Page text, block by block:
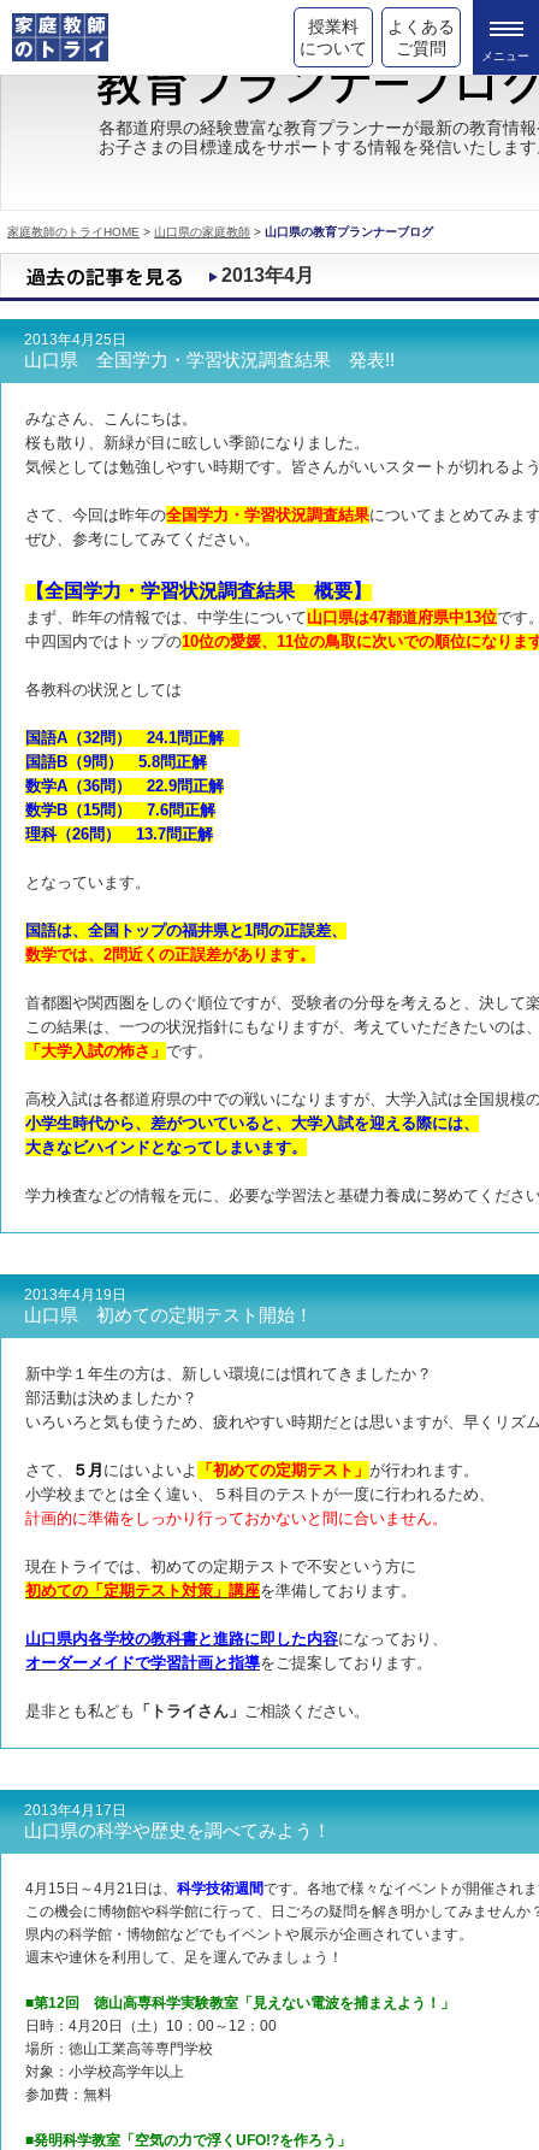
授業料
について
よくある
ご質問
トライの教育理念
成績が上がる理由
都道府県別情報
合格体験談
キャンペーン情報
各都道府県の経験豊富な教育プランナーが最新の教育情
お子さまの目標達成をサポートする情報を発信いたしま
家庭教師のトライHOME > 山口県の家庭教師 > 山口県の教育プランナーブログ
2013年4月
2013年4月25日
山口県 全国学力・学習状況調査結果 発表!!
みなさん、こんにちは。
桜も散り、新緑が目に眩しい季節になりました。
気候としては勉強しやすい時期です。皆さんがいいスタートが切れるよ
さて、今回は昨年の全国学力・学習状況調査結果についてまとめてみま
ぜひ、参考にしてみてください。
【全国学力・学習状況調査結果 概要】
まず、昨年の情報では、中学生について山口県は47都道府県中13位です
中四国内ではトップの10位の愛媛、11位の鳥取に次いでの順位になりま
各教科の状況としては
国語A（32問） 24.1問正解
国語B（9問） 5.8問正解
数学A（36問） 22.9問正解
数学B（15問） 7.6問正解
理科（26問） 13.7問正解
となっています。
国語は、全国トップの福井県と1問の正誤差、
数学では、2問近くの正誤差があります。
首都圏や関西圏をしのぐ順位ですが、受験者の分母を考えると、決して
この結果は、一つの状況指針にもなりますが、考えていただきたいのは
「大学入試の怖さ」 です。
高校入試は各都道府県の中での戦いになりますが、大学入試は全国規模
小学生時代から、差がついていると、大学入試を迎える際には、
大きなビハインドとなってしまいます。
学力検査などの情報を元に、必要な学習法と基礎力養成に努めてくださ
2013年4月19日
山口県 初めての定期テスト開始！
新中学１年生の方は、新しい環境には慣れてきましたか？
部活動は決めましたか？
いろいろと気も使うため、疲れやすい時期だとは思いますが、早くリズ
さて、 ５月 にはいよいよ 「初めての定期テスト」 が行われます。
小学校までとは全く違い、５科目のテストが一度に行われるため、
計画的に準備をしっかり 行っておかないと間に合いません。
現在トライでは、初めての定期テストで不安という方に
初めての「定期テスト対策」講座を準備しております。
山口県内各学校の教科書と進路に即した内容になっており、
オーダーメイドで学習計画と指導をご提案しております。
是非とも私ども 「トライさん」 ご相談ください。
2013年4月17日
山口県の科学や歴史を調べてみよう！
4月15日～4月21日は、 科学技術週間です。各地で様々なイベントが開催され
この機会に博物館や科学館に行って、日ごろの疑問を解き明かしてみませんか
県内の科学館・博物館などでもイベントや展示が企画されています。
週末や連休を利用して、足を運んでみましょう！
■第12回 徳山高専科学実験教室「見えない電波を捕まえよう！」
日時：4月20日（土）10：00～12：00
場所：徳山工業高等専門学校
対象：小学校高学年以上
参加費：無料
■発明科学教室「空気の力で浮くUFO!?を作ろう」